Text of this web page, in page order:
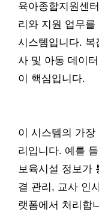
육아종합지원센
리와 지원 업무
시스템입니다. 복
사 및 아동 데이
이 핵심입니다.
이 시스템의 가
리입니다. 예를
보육시설 정보가
결 관리, 교사 인
랫폼에서 처리합